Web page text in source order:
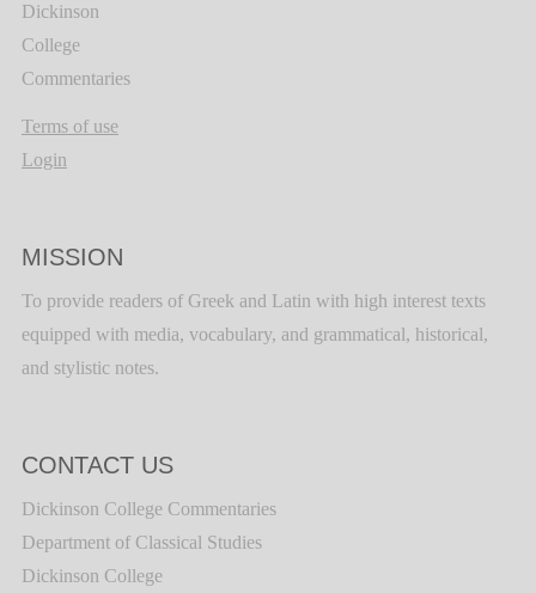
Dickinson
College
Commentaries
Terms of use
Login
MISSION
To provide readers of Greek and Latin with high interest texts
equipped with media, vocabulary, and grammatical, historical,
and stylistic notes.
CONTACT US
Dickinson College Commentaries
Department of Classical Studies
Dickinson College